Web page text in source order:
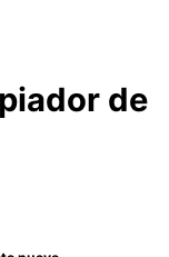
de